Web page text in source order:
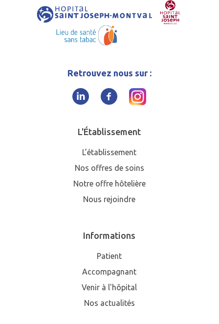
Retrouvez nous sur :
L'Établissement
L’établissement
Nos offres de soins
Notre offre hôtelière
Nous rejoindre
Informations
Patient
Accompagnant
Venir à l'hôpital
Nos actualités